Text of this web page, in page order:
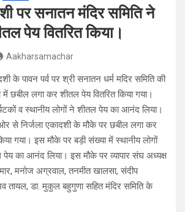
पर सनातन मंदिर समिति ने
पेय वितरित किया।
Aakharsamachar
के पावन पर्व पर श्री सनातन धर्म मदिर समिति की
छबील लगा कर शीतल पेय वितरित किया गया।
व स्थानीय लोगों ने शीतल पेय का आनंद लिया।
से निर्जला एकादशी के मौके पर छबील लगा कर
गया। इस मौके पर बड़ी संख्या में स्थानीय लोगों
पेय का आनंद लिया। इस मौके पर व्यापार संघ अध्यक्ष
मनोज अग्रवाल, तनमीत खालसा, संदीप
तायल, डा. मुकुल बहुगुणा सहित मंदिर समिति के